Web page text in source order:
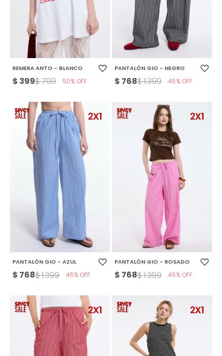
REMERA ANTO - BLANCO
$ 399$799 50
PANTALÓN GIO - NEGRO
$ 768$1.399 45
PANTALÓN GIO - AZUL
$ 768$1.399 45
PANTALÓN GIO - ROSADO
$ 768$1.399 45